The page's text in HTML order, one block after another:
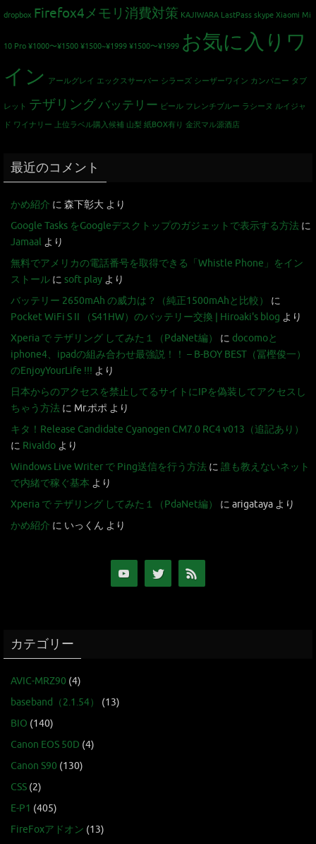
dropbox Firefox4メモリ消費対策 KAJIWARA LastPass skype Xiaomi Mi
10 Pro ¥1000〜¥1500 ¥1500~¥1999 ¥1500〜¥1999 お気に入りワ
イン アールグレイ エックスサーバー シラーズ シーザーワイン カンパニー タブ
レット テザリングバッテリー ビール フレンチブルー ラシーヌ ルイジャ
ド ワイナリー 上位ラベル購入候補 山梨 紙BOX有り 金沢マル源酒店
最近のコメント
かめ紹介 に 森下彰大 より
Google Tasks をGoogleデスクトップのガジェットで表示する方法 に
Jamaal より
無料でアメリカの電話番号を取得できる「Whistle Phone」をイン
ストール に soft play より
バッテリー 2650mAh の威力は？（純正1500mAhと比較）
に
Pocket WiFi S II （S41HW）のバッテリー交換 | Hiroaki's blog より
Xperia で テザリング してみた１（PdaNet編）
に docomoと
iphone4、ipadの組み合わせ最強説！！ – B-BOY BEST（冨樫俊一）
のEnjoyYourLife !!! より
日本からのアクセスを禁止してるサイトにIPを偽装してアクセスし
ちゃう方法 に Mr.ポポ より
キタ！Release Candidate Cyanogen CM7.0 RC4 v013（追記あり）
に Rivaldo より
Windows Live Writer で Ping送信を行う方法 に 誰も教えないネット
で内緒で稼ぐ基本 より
Xperia で テザリング してみた１（PdaNet編）
に arigataya より
かめ紹介 に いっくん より
カテゴリー
AVIC-MRZ90 (4)
baseband（2.1.54）
(13)
BIO (140)
Canon EOS 50D (4)
Canon S90 (130)
CSS (2)
E-P1 (405)
FireFoxアドオン (13)